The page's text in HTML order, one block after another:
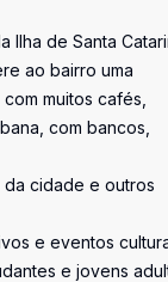
de Santa
ao bairro uma
muitos cafés,
com bancos,
da cidade e outros
e eventos
e jovens